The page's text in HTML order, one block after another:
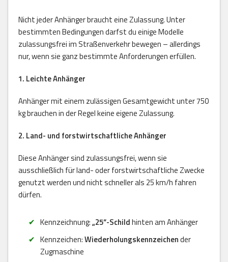
Nicht jeder Anhänger braucht eine Zulassung. Unter
bestimmten Bedingungen darfst du einige Modelle
zulassungsfrei im Straßenverkehr bewegen – allerdings
nur, wenn sie ganz bestimmte Anforderungen erfüllen.
1. Leichte Anhänger
Anhänger mit einem zulässigen Gesamtgewicht unter 750
kg brauchen in der Regel keine eigene Zulassung.
2. Land- und forstwirtschaftliche Anhänger
Diese Anhänger sind zulassungsfrei, wenn sie
ausschließlich für land- oder forstwirtschaftliche Zwecke
genutzt werden und nicht schneller als 25 km/h fahren
dürfen.
Kennzeichnung:„25“-Schildhinten am Anhänger
Kennzeichen:Wiederholungskennzeichender
Zugmaschine